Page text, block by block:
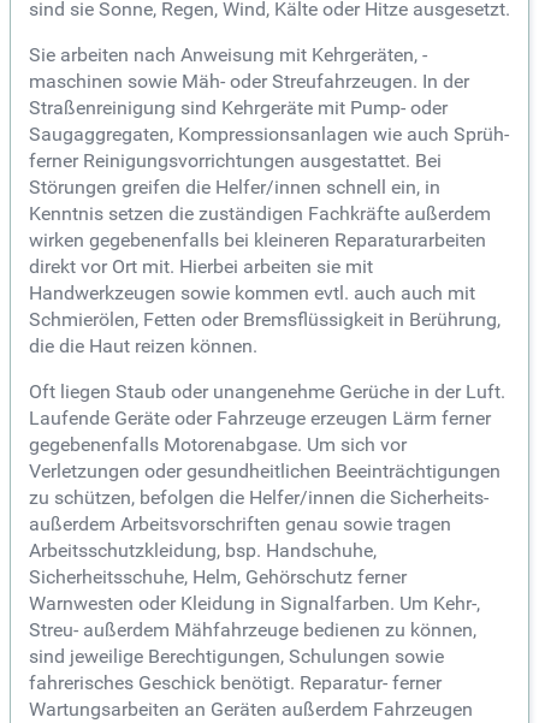
sind sie Sonne, Regen, Wind, Kälte oder Hitze ausgesetzt.
Sie arbeiten nach Anweisung mit Kehrgeräten, -
maschinen sowie Mäh- oder Streufahrzeugen. In der
Straßenreinigung sind Kehrgeräte mit Pump- oder
Saugaggregaten, Kompressionsanlagen wie auch Sprüh-
ferner Reinigungsvorrichtungen ausgestattet. Bei
Störungen greifen die Helfer/innen schnell ein, in
Kenntnis setzen die zuständigen Fachkräfte außerdem
wirken gegebenenfalls bei kleineren Reparaturarbeiten
direkt vor Ort mit. Hierbei arbeiten sie mit
Handwerkzeugen sowie kommen evtl. auch auch mit
Schmierölen, Fetten oder Bremsflüssigkeit in Berührung,
die die Haut reizen können.
Oft liegen Staub oder unangenehme Gerüche in der Luft.
Laufende Geräte oder Fahrzeuge erzeugen Lärm ferner
gegebenenfalls Motorenabgase. Um sich vor
Verletzungen oder gesundheitlichen Beeinträchtigungen
zu schützen, befolgen die Helfer/innen die Sicherheits-
außerdem Arbeitsvorschriften genau sowie tragen
Arbeitsschutzkleidung, bsp. Handschuhe,
Sicherheitsschuhe, Helm, Gehörschutz ferner
Warnwesten oder Kleidung in Signalfarben. Um Kehr-,
Streu- außerdem Mähfahrzeuge bedienen zu können,
sind jeweilige Berechtigungen, Schulungen sowie
fahrerisches Geschick benötigt. Reparatur- ferner
Wartungsarbeiten an Geräten außerdem Fahrzeugen